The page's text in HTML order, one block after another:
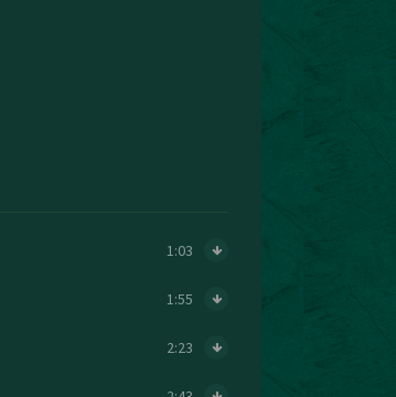
1:03
1:55
2:23